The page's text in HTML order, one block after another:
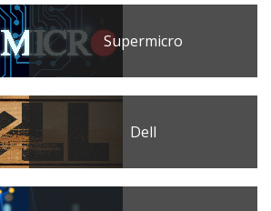
Supermicro
Dell